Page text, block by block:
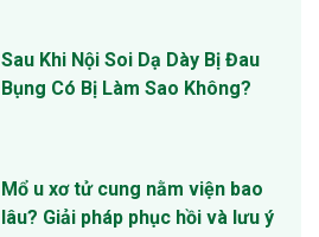
Sau Khi Nội Soi Dạ Dày Bị Đau
Bụng Có Bị Làm Sao Không?
Mổ u xơ tử cung nằm viện bao
lâu? Giải pháp phục hồi và lưu ý